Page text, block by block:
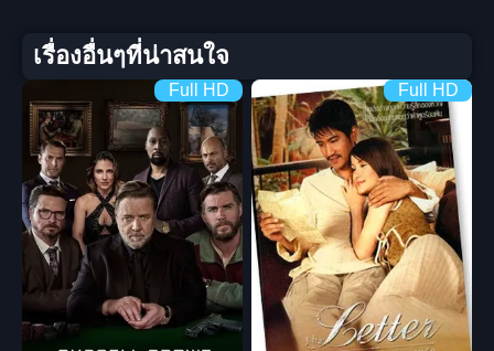
เรื่องอื่นๆที่น่าสนใจ
Full HD Full HD